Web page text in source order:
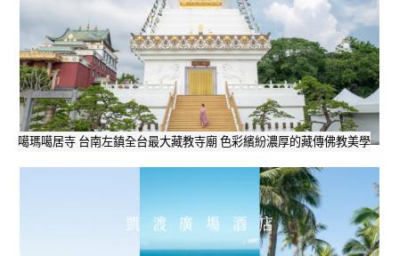
噶瑪噶居寺 台南左鎮全台最大藏教寺廟 色彩繽紛濃厚的藏傳佛教美學